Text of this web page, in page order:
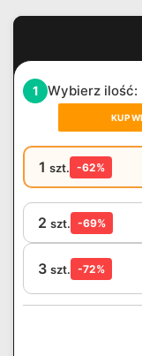
1 Wybierz ilość:
KUP
1 szt. -62%
2 szt. -69%
3 szt. -72%